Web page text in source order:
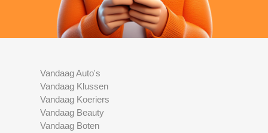
Vandaag Auto's
Vandaag Klussen
Vandaag Koeriers
Vandaag Beauty
Vandaag Boten